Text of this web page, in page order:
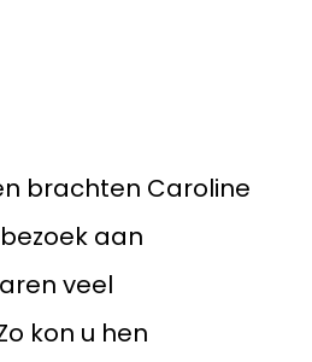
brachten Caroline
aan
veel
kon u hen